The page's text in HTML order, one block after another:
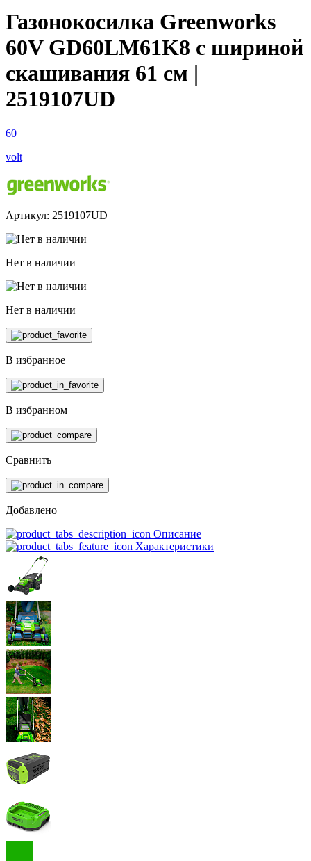
Газонокосилка Greenworks
60V GD60LM61K8 с шириной
скашивания 61 см |
2519107UD
60
volt
Артикул: 2519107UD
Нет в наличии
Нет в наличии
В избранное
В избранном
Сравнить
Добавлено
Описание
Характеристики